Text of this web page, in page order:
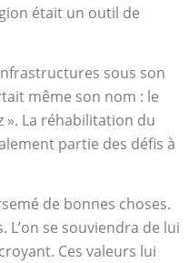
était un outil de
sous son
même son nom : le
». La réhabilitation du
partie des défis à
de bonnes choses.
se souviendra de lui
Ces valeurs lui